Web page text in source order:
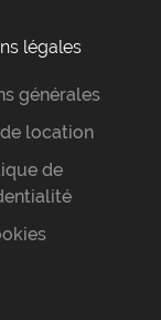
légales
générales
location
de